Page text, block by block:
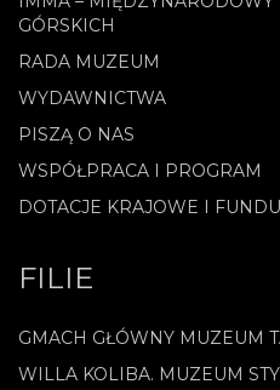
GÓRSKICH
RADA MUZEUM
WYDAWNICTWA
PISZĄ O NAS
WSPÓŁPRACA I PROGRAM
DOTACJE KRAJOWE I
FILIE
GMACH GŁÓWNY MUZEUM
WILLA KOLIBA. MUZEUM